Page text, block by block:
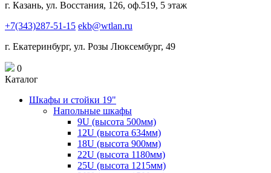
г. Казань, ул. Восстания, 126, оф.519, 5 этаж
+7(343)287-51-15 ekb@wtlan.ru
г. Екатеринбург, ул. Розы Люксембург, 49
0
Каталог
Шкафы и стойки 19"
Напольные шкафы
9U (высота 500мм)
12U (высота 634мм)
18U (высота 900мм)
22U (высота 1180мм)
25U (высота 1215мм)